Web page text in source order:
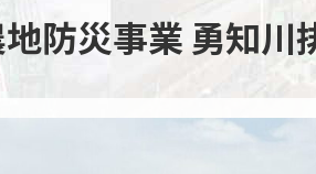
防災事業 勇知川